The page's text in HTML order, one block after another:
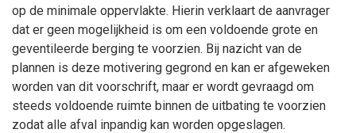
op de minimale oppervlakte. Hierin verklaart de aanvrager
dat er geen mogelijkheid is om een voldoende grote en
geventileerde berging te voorzien. Bij nazicht van de
plannen is deze motivering gegrond en kan er afgeweken
worden van dit voorschrift, maar er wordt gevraagd om
steeds voldoende ruimte binnen de uitbating te voorzien
zodat alle afval inpandig kan worden opgeslagen.